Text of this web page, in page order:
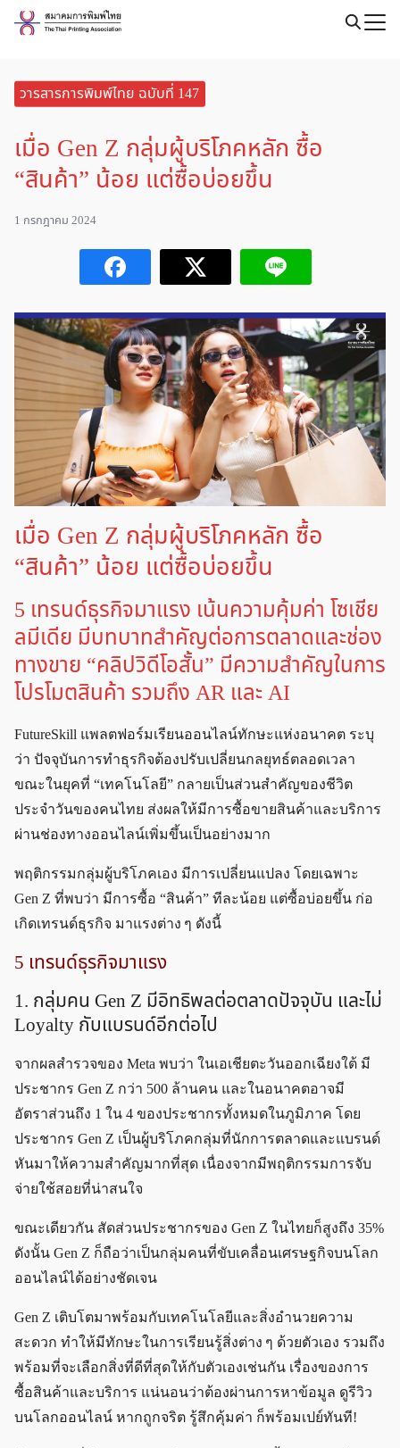
Skip
วารสารการพิมพ์ไทย ฉบับที่ 147
เมื่อ Gen Z กลุ่มผู้บริโภคหลัก ซื้อ
“สินค้า” น้อย แต่ซื้อบ่อยขึ้น
1 กรกฎาคม 2024
เมื่อ Gen Z กลุ่มผู้บริโภคหลัก ซื้อ
“สินค้า” น้อย แต่ซื้อบ่อยขึ้น
5 เทรนด์ธุรกิจมาแรง เน้นความคุ้มค่า โซเชีย
ลมีเดีย มีบทบาทสำคัญต่อการตลาดและช่อง
ทางขาย “คลิปวิดีโอสั้น” มีความสำคัญในการ
โปรโมตสินค้า รวมถึง AR และ AI
FutureSkill แพลตฟอร์มเรียนออนไลน์ทักษะแห่งอนาคต ระบุ
ว่า ปัจจุบันการทำธุรกิจต้องปรับเปลี่ยนกลยุทธ์ตลอดเวลา
ขณะในยุคที่ “เทคโนโลยี” กลายเป็นส่วนสำคัญของชีวิต
ประจำวันของคนไทย ส่งผลให้มีการซื้อขายสินค้าและบริการ
ผ่านช่องทางออนไลน์เพิ่มขึ้นเป็นอย่างมาก
พฤติกรรมกลุ่มผู้บริโภคเอง มีการเปลี่ยนแปลง โดยเฉพาะ
Gen Z ที่พบว่า มีการซื้อ “สินค้า” ทีละน้อย แต่ซื้อบ่อยขึ้น ก่อ
เกิดเทรนด์ธุรกิจ มาแรงต่าง ๆ ดังนี้
5 เทรนด์ธุรกิจมาแรง
1. กลุ่มคน Gen Z มีอิทธิพลต่อตลาดปัจจุบัน และไม่
Loyalty กับแบรนด์อีกต่อไป
จากผลสำรวจของ Meta พบว่า ในเอเชียตะวันออกเฉียงใต้ มี
ประชากร Gen Z กว่า 500 ล้านคน และในอนาคตอาจมี
อัตราส่วนถึง 1 ใน 4 ของประชากรทั้งหมดในภูมิภาค โดย
ประชากร Gen Z เป็นผู้บริโภคกลุ่มที่นักการตลาดและแบรนด์
หันมาให้ความสำคัญมากที่สุด เนื่องจากมีพฤติกรรมการจับ
จ่ายใช้สอยที่น่าสนใจ
ขณะเดียวกัน สัดส่วนประชากรของ Gen Z ในไทยก็สูงถึง 35%
ดังนั้น Gen Z ก็ถือว่าเป็นกลุ่มคนที่ขับเคลื่อนเศรษฐกิจบนโลก
ออนไลน์ได้อย่างชัดเจน
Gen Z เติบโตมาพร้อมกับเทคโนโลยีและสิ่งอำนวยความ
สะดวก ทำให้มีทักษะในการเรียนรู้สิ่งต่าง ๆ ด้วยตัวเอง รวมถึง
พร้อมที่จะเลือกสิ่งที่ดีที่สุดให้กับตัวเองเช่นกัน เรื่องของการ
ซื้อสินค้าและบริการ แน่นอนว่าต้องผ่านการหาข้อมูล ดูรีวิว
บนโลกออนไลน์ หากถูกจริต รู้สึกคุ้มค่า ก็พร้อมเปย์ทันที!